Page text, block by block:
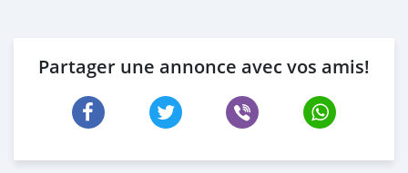
Partager une annonce avec vos amis!